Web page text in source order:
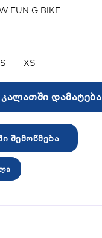
FUN G BIKE
S XS
კალათში დამატება
შემოწმება